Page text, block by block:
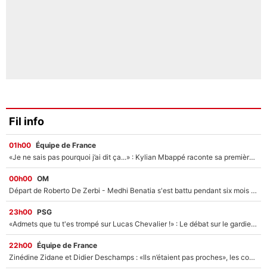
Fil info
01h00 Équipe de France
«Je ne sais pas pourquoi j’ai dit ça...» : Kylian Mbappé raconte sa première rencontre avec Zinédine Zidane (et c’est très drôle)
00h00 OM
Départ de Roberto De Zerbi - Medhi Benatia s'est battu pendant six mois pour le retenir à l'OM, le PSG a été le naufrage de trop : «Je pars avec toi»
23h00 PSG
«Admets que tu t'es trompé sur Lucas Chevalier !» : Le débat sur le gardien du PSG vire au clash à l'After Foot
22h00 Équipe de France
Zinédine Zidane et Didier Deschamps : «Ils n’étaient pas proches», les confidences d’un membre de l’équipe de France 1998 sur leur relation spéciale